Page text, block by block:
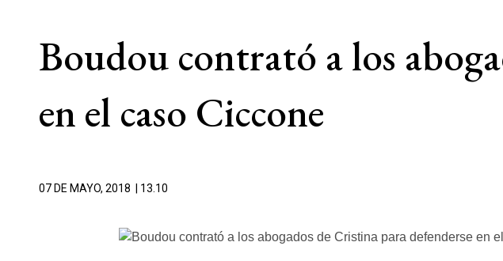
Boudou contrató a los
en el caso Ciccone
07 DE MAYO, 2018 | 13.10